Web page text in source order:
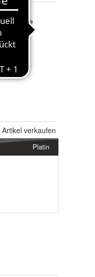
Artikel verkaufen
Platin